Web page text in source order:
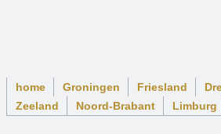
home Groningen Friesland
Zeeland
Noord-Brabant Limburg